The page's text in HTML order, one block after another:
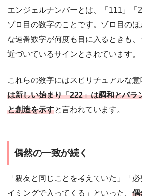
エンジェルナンバーとは、「111」「
ゾロ目の数字のことです。ゾロ目のほ
な連番数字が何度も目に入るときも
近づいているサインとされています。
これらの数字にはスピリチュアルな意
は新しい始まり「222」は調和とバラ
と創造を示すと言われています。
偶然の一致が続く
「親友と同じことを考えていた」「
イミングで入ってくる」といった、 偶